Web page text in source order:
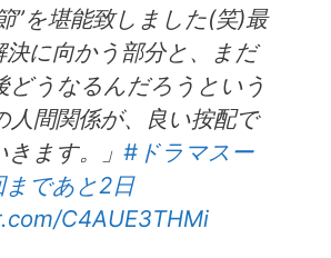
”を堪能致しました(笑)最
決に向かう部分と、まだ
どうなるんだろうという
人間関係が、良い按配で
ます。」 #ドラマスー
であと2日
C4AUE3THMi